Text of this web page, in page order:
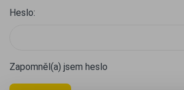
Heslo:
Zapomněl(a) jsem heslo